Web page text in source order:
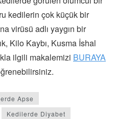
kedilerin çok küçük bir
virüsü adlı yaygın bir
Kilo Kaybı, Kusma İshal
ilgili makalemizi BURAYA
Apse
Kedilerde Diyabet